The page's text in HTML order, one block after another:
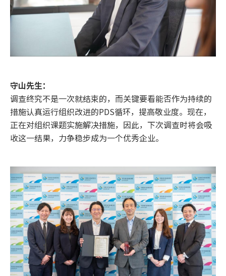
守山先生：
调查终究不是一次就结束的，而关键要看能否作为持续的
措施认真运行组织改进的PDS循环，提高敬业度。现在，
正在对组织课题实施解决措施，因此，下次调查时将会吸
收这一结果，力争稳步成为一个优秀企业。